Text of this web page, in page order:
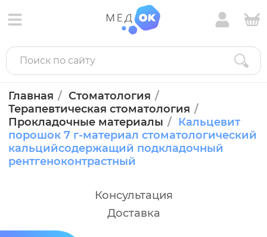
Главная
Стоматология
Терапевтическая стоматология
Прокладочные материалы
Кальцевит
порошок 7 г-материал стоматологический
кальцийсодержащий подкладочный
рентгеноконтрастный
Консультация
Доставка